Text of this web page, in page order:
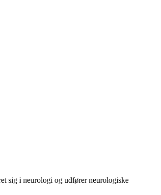
sig i neurologi og udfører neurologiske